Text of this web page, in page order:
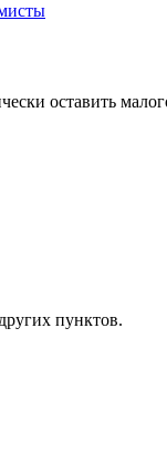
оставить
пунктов.